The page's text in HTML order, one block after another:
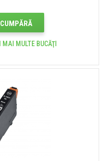
CUMPĂRĂ
MULTE BUCĂŢI